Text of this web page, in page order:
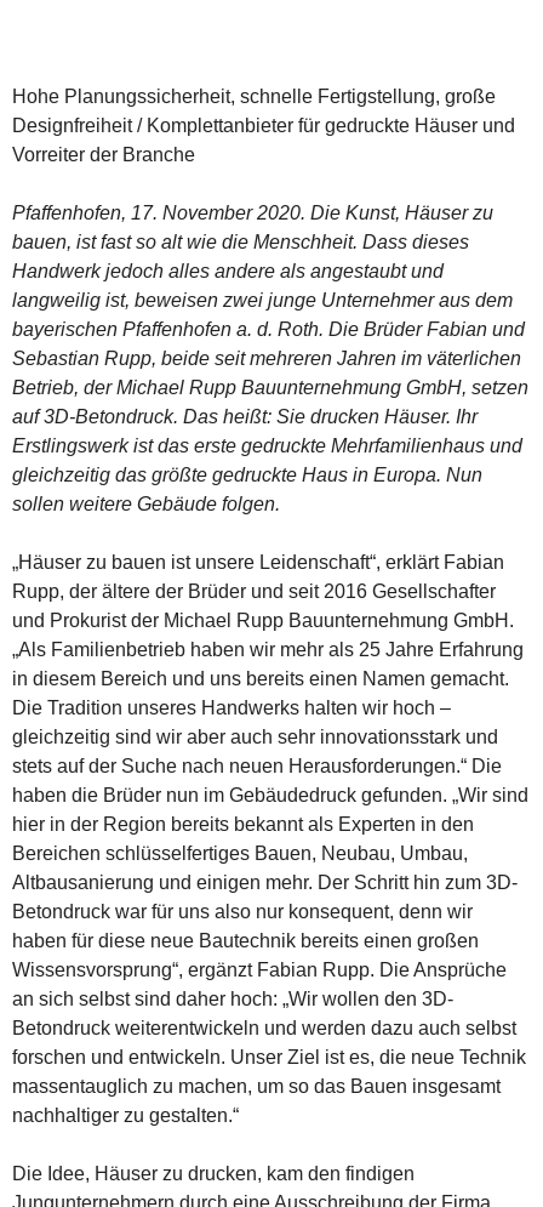
Hohe Planungssicherheit, schnelle Fertigstellung, große
Designfreiheit / Komplettanbieter für gedruckte Häuser und
Vorreiter der Branche
Pfaffenhofen, 17. November 2020. Die Kunst, Häuser zu
bauen, ist fast so alt wie die Menschheit. Dass dieses
Handwerk jedoch alles andere als angestaubt und
langweilig ist, beweisen zwei junge Unternehmer aus dem
bayerischen Pfaffenhofen a. d. Roth. Die Brüder Fabian und
Sebastian Rupp, beide seit mehreren Jahren im väterlichen
Betrieb, der Michael Rupp Bauunternehmung GmbH, setzen
auf 3D-Betondruck. Das heißt: Sie drucken Häuser. Ihr
Erstlingswerk ist das erste gedruckte Mehrfamilienhaus und
gleichzeitig das größte gedruckte Haus in Europa. Nun
sollen weitere Gebäude folgen.
„Häuser zu bauen ist unsere Leidenschaft“, erklärt Fabian
Rupp, der ältere der Brüder und seit 2016 Gesellschafter
und Prokurist der Michael Rupp Bauunternehmung GmbH.
„Als Familienbetrieb haben wir mehr als 25 Jahre Erfahrung
in diesem Bereich und uns bereits einen Namen gemacht.
Die Tradition unseres Handwerks halten wir hoch –
gleichzeitig sind wir aber auch sehr innovationsstark und
stets auf der Suche nach neuen Herausforderungen.“ Die
haben die Brüder nun im Gebäudedruck gefunden. „Wir sind
hier in der Region bereits bekannt als Experten in den
Bereichen schlüsselfertiges Bauen, Neubau, Umbau,
Altbausanierung und einigen mehr. Der Schritt hin zum 3D-
Betondruck war für uns also nur konsequent, denn wir
haben für diese neue Bautechnik bereits einen großen
Wissensvorsprung“, ergänzt Fabian Rupp. Die Ansprüche
an sich selbst sind daher hoch: „Wir wollen den 3D-
Betondruck weiterentwickeln und werden dazu auch selbst
forschen und entwickeln. Unser Ziel ist es, die neue Technik
massentauglich zu machen, um so das Bauen insgesamt
nachhaltiger zu gestalten.“
Die Idee, Häuser zu drucken, kam den findigen